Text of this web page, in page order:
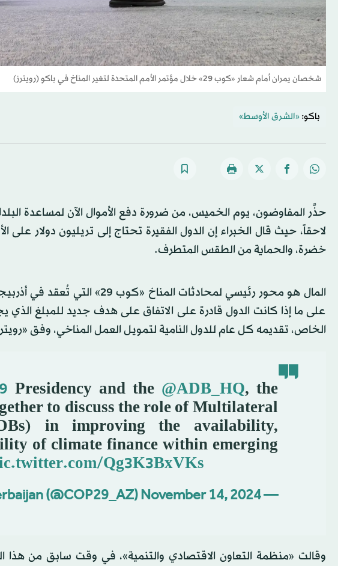
شخصان يمران أمام شعار «كوب 29» خلال مؤتمر الأمم المتحدة لتغير المناخ في باكو (رويترز)
باكو: «الشرق الأوسط»
حذَّر المفاوضون، يوم الخميس، من ضرورة دفع الأموال الآن لمساعدة
لاحقاً، حيث قال الخبراء إن الدول الفقيرة تحتاج إلى تريليون دولار على
خضرة، والحماية من الطقس المتطرف.
المال هو محور رئيسي لمحادثات
على ما إذا كانت الدول قادرة على الاتفاق على هدف جديد للمبلغ الذي
الخاص، تقديمه كل عام للدول النامية لتمويل العمل المناخي، وفق
Presidency and the @ADB_HQ, the
to discuss the role of Multilateral
in improving the availability,
of climate finance within emerging
Qg3K3BxVKs
— COP29 Azerbaijan (@COP29_AZ)
November 14, 2024